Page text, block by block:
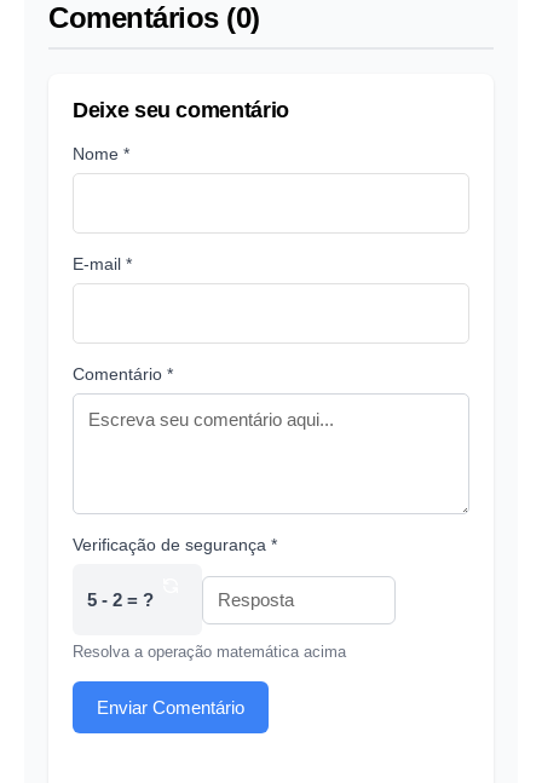
Comentários (0)
Deixe seu comentário
Nome *
E-mail *
Comentário *
Verificação de segurança *
5 - 2 = ?
Resolva a operação matemática acima
Enviar Comentário